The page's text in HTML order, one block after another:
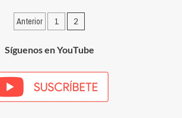
Paginación
entradas
Anterior 1 2
Síguenos en YouTube